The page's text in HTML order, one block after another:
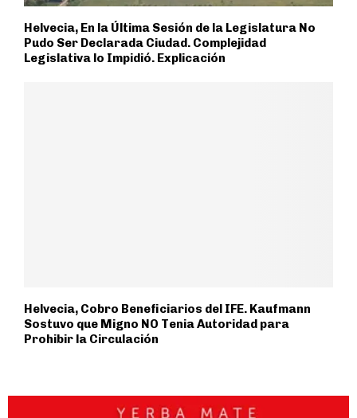
Helvecia, En la Última Sesión de la Legislatura No
Pudo Ser Declarada Ciudad. Complejidad
Legislativa lo Impidió. Explicación
Helvecia, Cobro Beneficiarios del IFE. Kaufmann
Sostuvo que Migno NO Tenia Autoridad para
Prohibir la Circulación